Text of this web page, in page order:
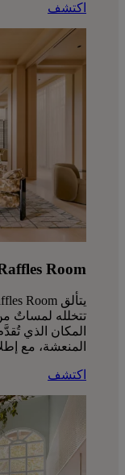
اكتشف
Room
تتخلله لمساتٌ من
المكان الذي
المنعشة، مع
اكتشف